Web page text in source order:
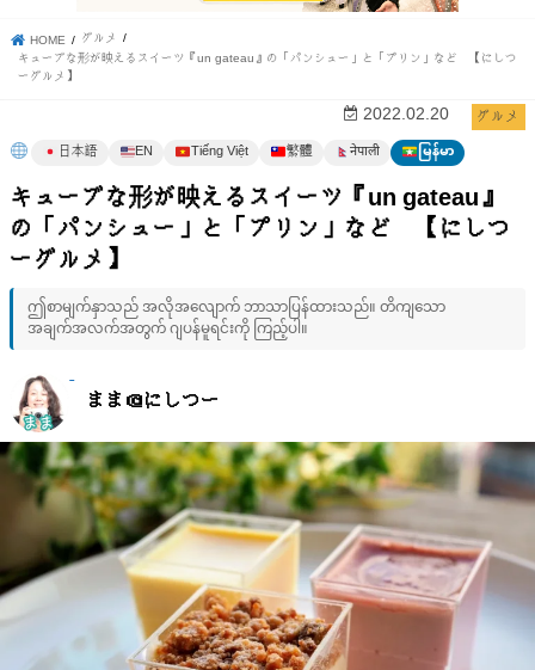
HOME グルメ
キューブな形が映えるスイーツ『un gateau』の「パンシュー」と「プリン」など 【にしつ
ーグルメ】
グルメ
2022.02.20
日本語 EN Tiếng Việt 繁體 नेपाली မြန်မာ
キューブな形が映えるスイーツ『un gateau』
の「パンシュー」と「プリン」など 【にしつ
ーグルメ】
ဤစာမျက်နှာသည် အလိုအလျောက် ဘာသာပြန်ထားသည်။ တိကျသော
အချက်အလက်အတွက် ဂျပန်မူရင်းကို ကြည့်ပါ။
まま＠にしつー